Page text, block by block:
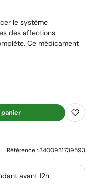
le système
des affections
Ce médicament
Référence :3400931739593
avant 12h